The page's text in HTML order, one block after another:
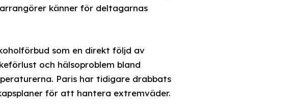
känner för deltagarnas
som en direkt följd av
och hälsoproblem bland
Paris har tidigare drabbats
för att hantera extremväder.